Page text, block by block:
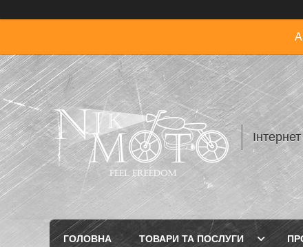
ГОЛОВНА ТОВАРИ ТА ПОСЛУГИ